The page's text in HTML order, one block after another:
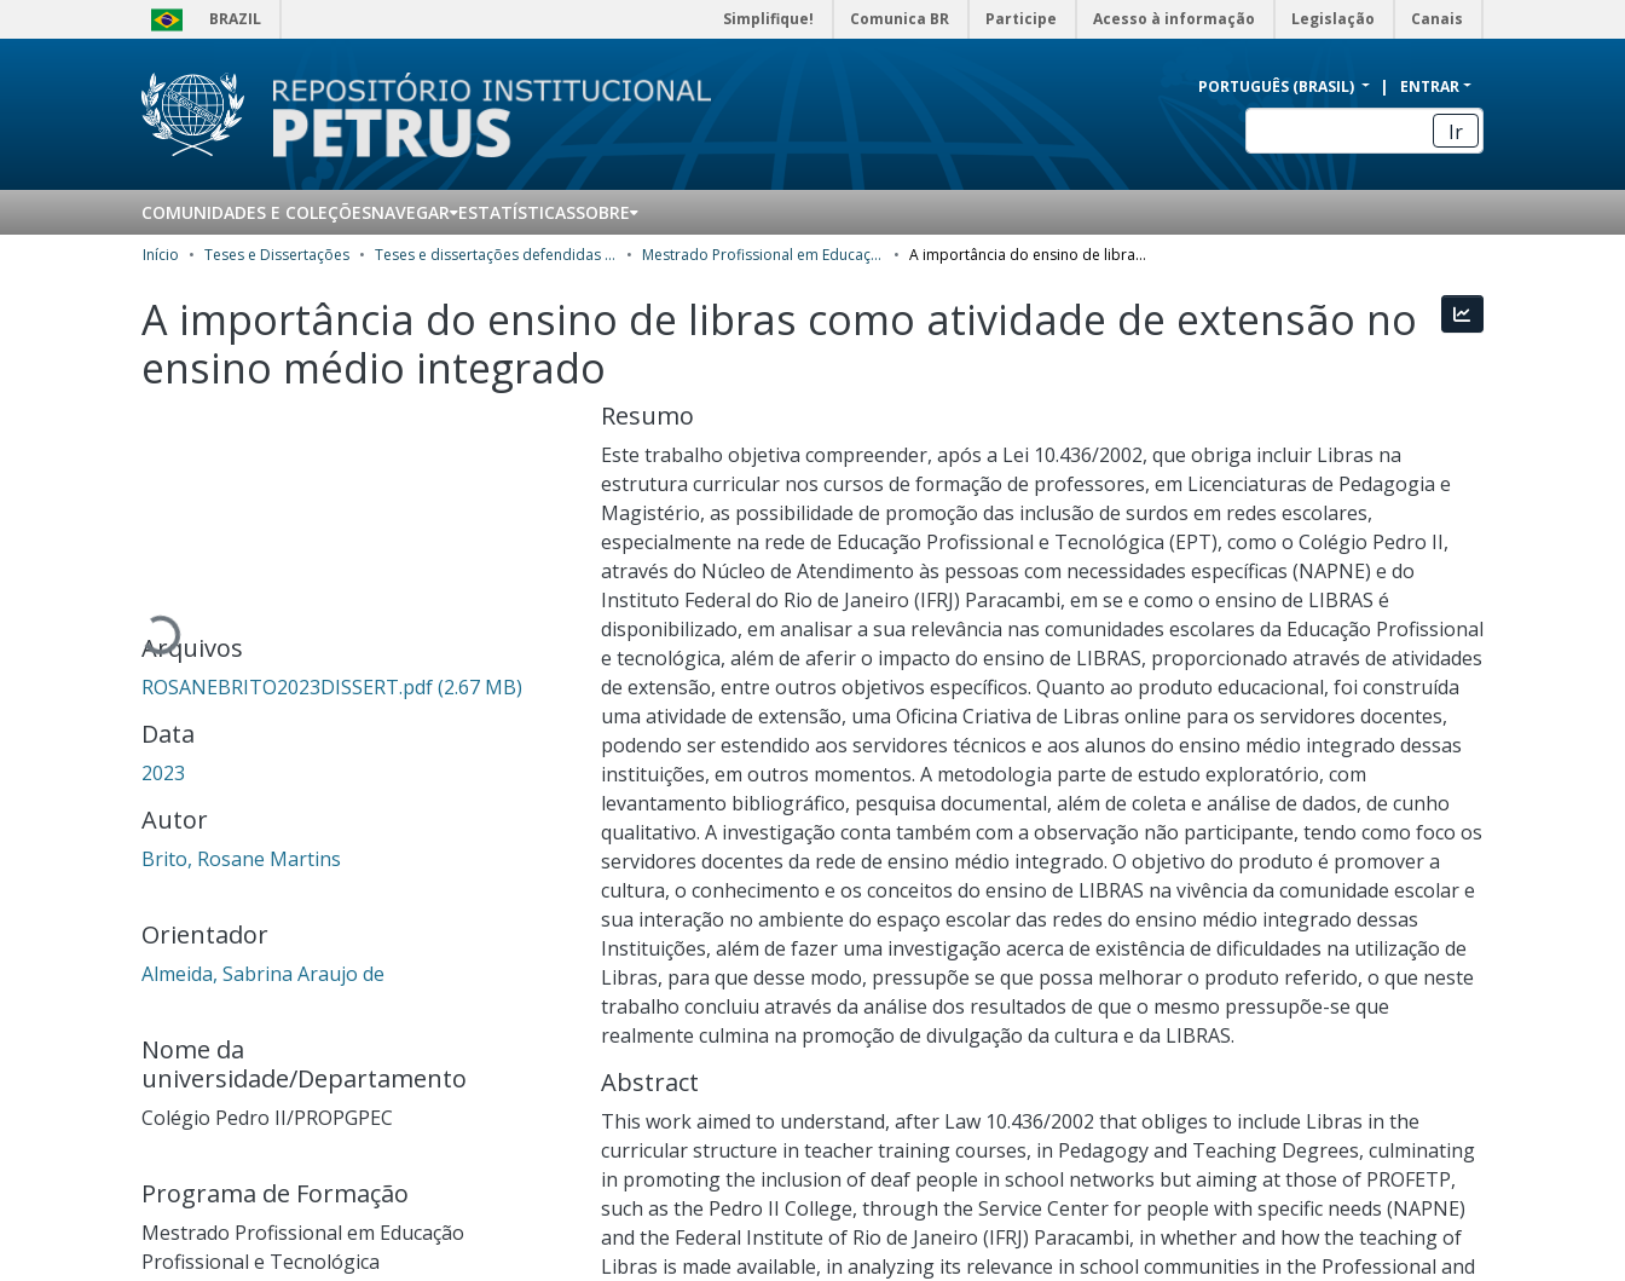
BRAZIL Simplifique! Comunica BR Participe Acesso à informação Legislação Canais
PORTUGUÊS (BRASIL) ENTRAR
Ir
COMUNIDADES E COLEÇÕESNAVEGAR ESTATÍSTICASSOBRE
Início Teses e Dissertações Teses e dissertações defendidas no CPII Mestrado Profissional em Educação Profissional e Tecnológica (ProfEPT) - Dissertações A importância do ensino de libras como atividade de extensão no ensino médio integrado
A importância do ensino de libras como atividade de extensão no
ensino médio integrado
Carregando...
Arquivos
ROSANEBRITO2023DISSERT.pdf(2.67 MB)
Data
2023
Autor
Brito, Rosane Martins
Orientador
Almeida, Sabrina Araujo de
Nome da
universidade/Departamento
Colégio Pedro II/PROPGPEC
Programa de Formação
Mestrado Profissional em Educação
Profissional e Tecnológica
Resumo
Este trabalho objetiva compreender, após a Lei 10.436/2002, que obriga incluir Libras na
estrutura curricular nos cursos de formação de professores, em Licenciaturas de Pedagogia e
Magistério, as possibilidade de promoção das inclusão de surdos em redes escolares,
especialmente na rede de Educação Profissional e Tecnológica (EPT), como o Colégio Pedro II,
através do Núcleo de Atendimento às pessoas com necessidades específicas (NAPNE) e do
Instituto Federal do Rio de Janeiro (IFRJ) Paracambi, em se e como o ensino de LIBRAS é
disponibilizado, em analisar a sua relevância nas comunidades escolares da Educação Profissional
e tecnológica, além de aferir o impacto do ensino de LIBRAS, proporcionado através de atividades
de extensão, entre outros objetivos específicos. Quanto ao produto educacional, foi construída
uma atividade de extensão, uma Oficina Criativa de Libras online para os servidores docentes,
podendo ser estendido aos servidores técnicos e aos alunos do ensino médio integrado dessas
instituições, em outros momentos. A metodologia parte de estudo exploratório, com
levantamento bibliográfico, pesquisa documental, além de coleta e análise de dados, de cunho
qualitativo. A investigação conta também com a observação não participante, tendo como foco os
servidores docentes da rede de ensino médio integrado. O objetivo do produto é promover a
cultura, o conhecimento e os conceitos do ensino de LIBRAS na vivência da comunidade escolar e
sua interação no ambiente do espaço escolar das redes do ensino médio integrado dessas
Instituições, além de fazer uma investigação acerca de existência de dificuldades na utilização de
Libras, para que desse modo, pressupõe se que possa melhorar o produto referido, o que neste
trabalho concluiu através da análise dos resultados de que o mesmo pressupõe-se que
realmente culmina na promoção de divulgação da cultura e da LIBRAS.
Abstract
This work aimed to understand, after Law 10.436/2002 that obliges to include Libras in the
curricular structure in teacher training courses, in Pedagogy and Teaching Degrees, culminating
in promoting the inclusion of deaf people in school networks but aiming at those of PROFETP,
such as the Pedro II College, through the Service Center for people with specific needs (NAPNE)
and the Federal Institute of Rio de Janeiro (IFRJ) Paracambi, in whether and how the teaching of
Libras is made available, in analyzing its relevance in school communities in the Professional and